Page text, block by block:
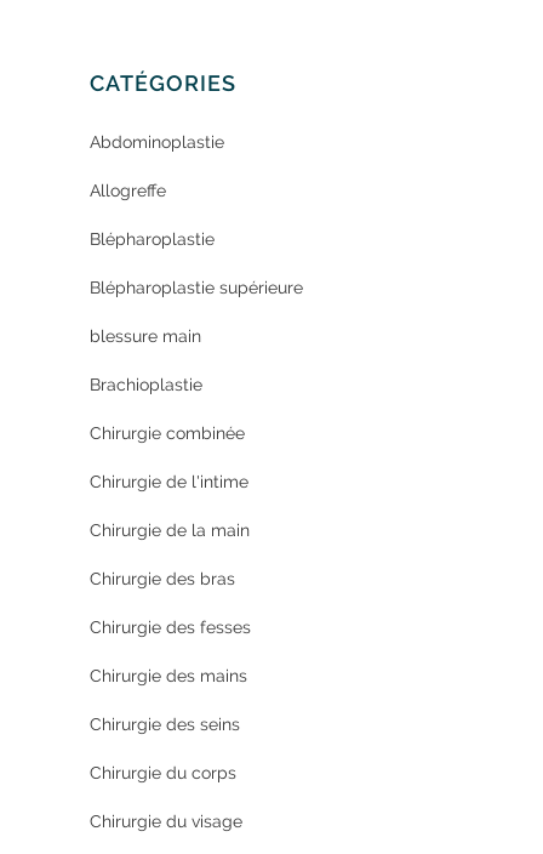
CATÉGORIES
Abdominoplastie
Allogreffe
Blépharoplastie
Blépharoplastie supérieure
blessure main
Brachioplastie
Chirurgie combinée
Chirurgie de l'intime
Chirurgie de la main
Chirurgie des bras
Chirurgie des fesses
Chirurgie des mains
Chirurgie des seins
Chirurgie du corps
Chirurgie du visage